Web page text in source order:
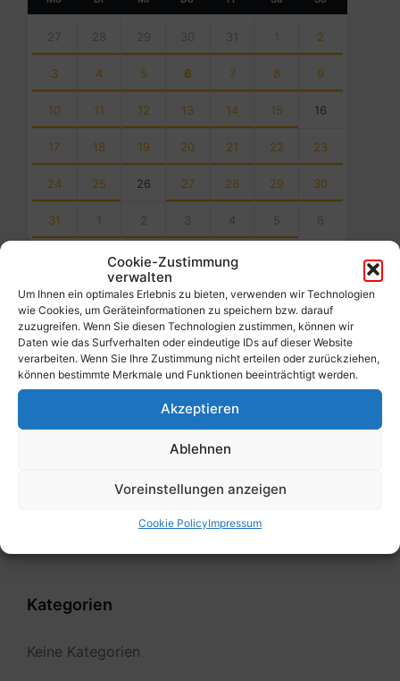
Cookie-Zustimmung
verwalten
Um Ihnen ein optimales Erlebnis zu bieten, verwenden wir Technologien
wie Cookies, um Geräteinformationen zu speichern bzw. darauf
zuzugreifen. Wenn Sie diesen Technologien zustimmen, können wir
Daten wie das Surfverhalten oder eindeutige IDs auf dieser Website
verarbeiten. Wenn Sie Ihre Zustimmung nicht erteilen oder zurückziehen,
können bestimmte Merkmale und Funktionen beeinträchtigt werden.
Akzeptieren
Ablehnen
Voreinstellungen anzeigen
Cookie PolicyImpressum
calendar
days
27 28 29 30 31 1 2
3 4 5 6 7 8 9
10 11 12 13 14 15 16
17 18 19 20 21 22 23
24 25 26 27 28 29 30
31 1 2 3 4 5 6
days
Filter
Filter
Kategorien
Keine Kategorien